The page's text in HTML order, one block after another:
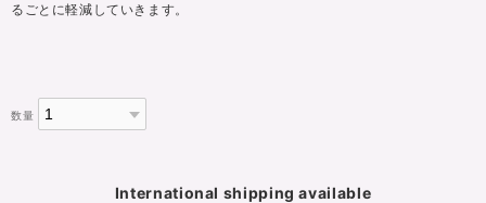
るごとに軽減していきます。
数量
International shipping available